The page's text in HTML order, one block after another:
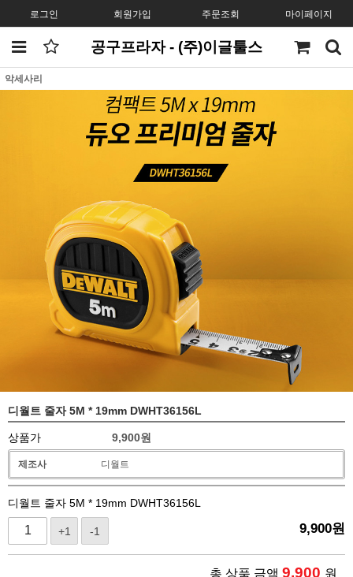
로그인 회원가입 주문조회 마이페이지
공구프라자 - (주)이글툴스
악세사리
디월트 줄자 5M * 19mm DWHT36156L
상품가 9,900원
제조사 디월트
디월트 줄자 5M * 19mm DWHT36156L
+1 -1 9,900원
총 상품 금액 9,900 원